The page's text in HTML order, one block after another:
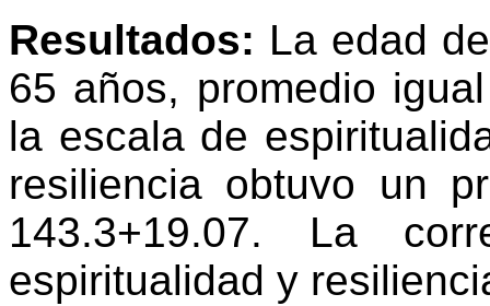
Resultados: La edad
65 años, promedio
la escala de
resiliencia obtuvo un
143.3+19.07. La
espiritualidad y